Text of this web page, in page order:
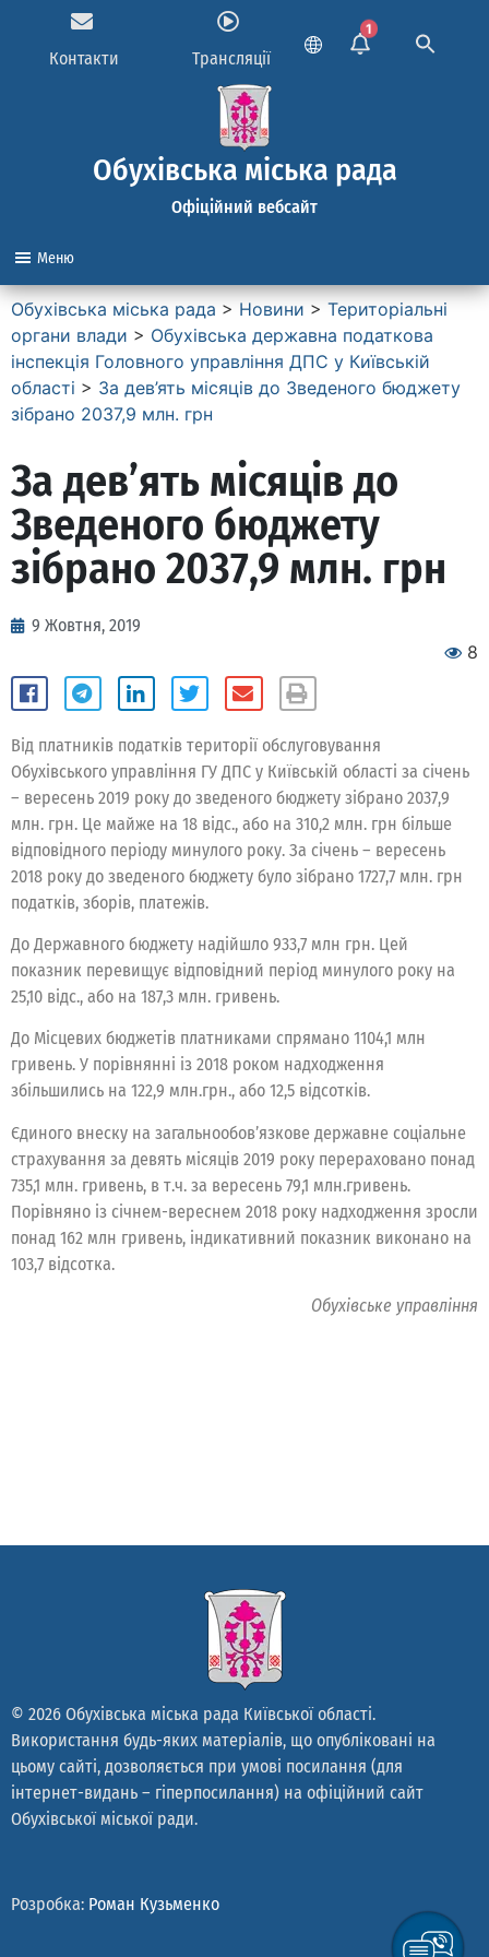
Контакти Трансляції
1
Обухівська міська рада
Офіційний вебсайт
Меню
Обухівська міська рада > Новини > Територіальні
органи влади > Обухівська державна податкова
інспекція Головного управління ДПС у Київській
області > За дев’ять місяців до Зведеного бюджету
зібрано 2037,9 млн. грн
За дев’ять місяців до
Зведеного бюджету
зібрано 2037,9 млн. грн
9 Жовтня, 2019
8
Від платників податків території обслуговування
Обухівського управління ГУ ДПС у Київській області за січень
– вересень 2019 року до зведеного бюджету зібрано 2037,9
млн. грн. Це майже на 18 відс., або на 310,2 млн. грн більше
відповідного періоду минулого року. За січень – вересень
2018 року до зведеного бюджету було зібрано 1727,7 млн. грн
податків, зборів, платежів.
До Державного бюджету надійшло 933,7 млн грн. Цей
показник перевищує відповідний період минулого року на
25,10 відс., або на 187,3 млн. гривень.
До Місцевих бюджетів платниками спрямано 1104,1 млн
гривень. У порівнянні із 2018 роком надходження
збільшились на 122,9 млн.грн., або 12,5 відсотків.
Єдиного внеску на загальнообов’язкове державне соціальне
страхування за девять місяців 2019 року перераховано понад
735,1 млн. гривень, в т.ч. за вересень 79,1 млн.гривень.
Порівняно із січнем-вереснем 2018 року надходження зросли
понад 162 млн гривень, індикативний показник виконано на
103,7 відсотка.
Обухівське управління
© 2026 Обухівська міська рада Київської області.
Використання будь-яких матеріалів, що опубліковані на
цьому сайті, дозволяється при умові посилання (для
інтернет-видань – гіперпосилання) на офіційний сайт
Обухівської міської ради.
Розробка: Роман Кузьменко